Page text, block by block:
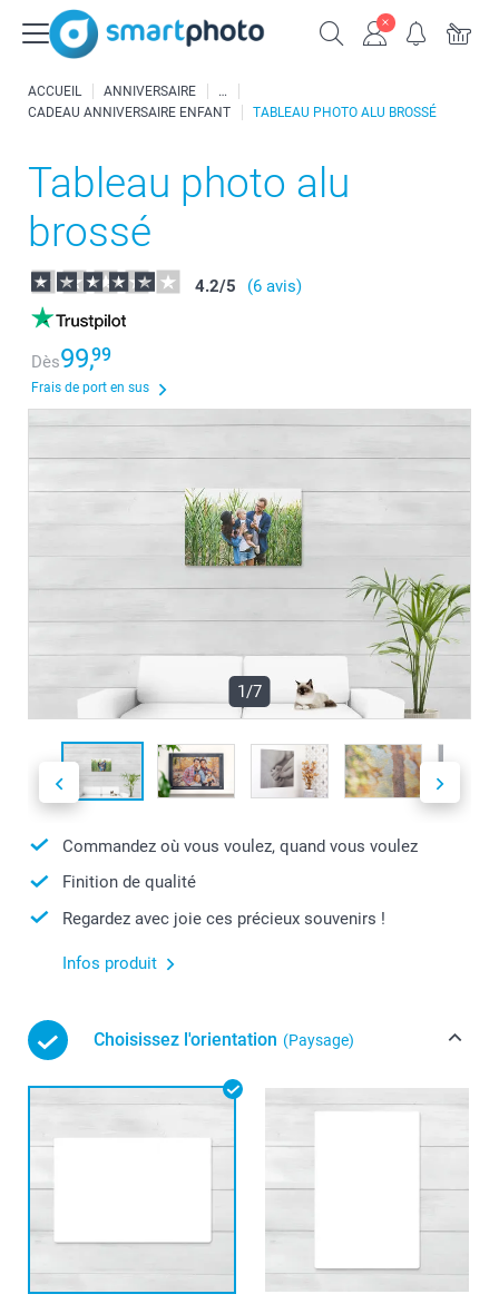
ACCUEIL
ANNIVERSAIRE
CADEAU ANNIVERSAIRE ENFANT
TABLEAU PHOTO ALU BROSSÉ
Tableau photo alu
brossé
4.2/5 (6 avis)
Dès99,99
Frais de port en sus
1/7
Commandez où vous voulez, quand vous voulez
Finition de qualité
Regardez avec joie ces précieux souvenirs !
Infos produit
Choisissez l'orientation (Paysage)